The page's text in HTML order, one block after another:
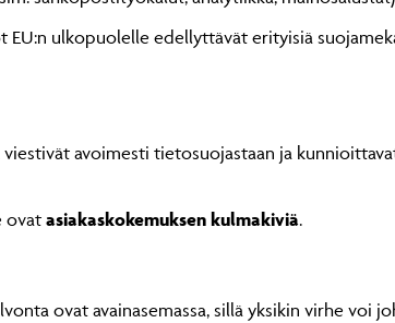
EU:n ulkopuolelle edellyttävät erityisiä
avoimesti tietosuojastaan ja
ovat asiakaskokemuksen kulmakiviä.
ovat avainasemassa, sillä yksikin virhe voi